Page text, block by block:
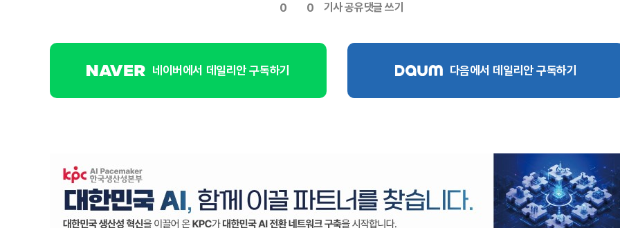
0 0 기사 공유댓글 쓰기
네이버에서 데일리안 구독하기 다음에서 데일리안 구독하기